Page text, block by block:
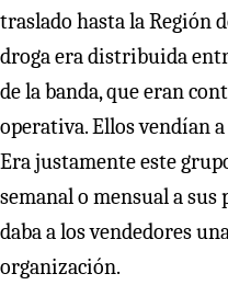
traslado hasta la Región
droga era distribuida
de la banda, que eran
operativa. Ellos vendían
Era justamente este
semanal o mensual a
daba a los vendedores
organización.